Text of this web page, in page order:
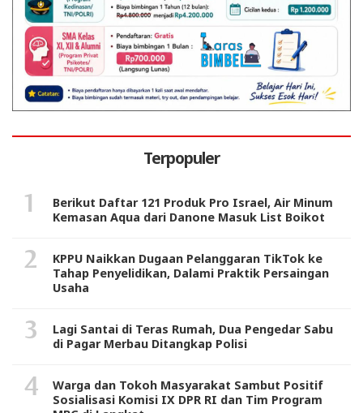
Terpopuler
Berikut Daftar 121 Produk Pro Israel, Air Minum
Kemasan Aqua dari Danone Masuk List Boikot
KPPU Naikkan Dugaan Pelanggaran TikTok ke
Tahap Penyelidikan, Dalami Praktik Persaingan
Usaha
Lagi Santai di Teras Rumah, Dua Pengedar Sabu
di Pagar Merbau Ditangkap Polisi
Warga dan Tokoh Masyarakat Sambut Positif
Sosialisasi Komisi IX DPR RI dan Tim Program